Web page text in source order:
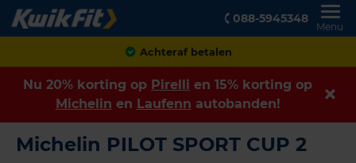
088-5945348
Menu
Achteraf betalen
Nu 20% korting op Pirelli en 15% korting op
Michelin en Laufenn autobanden!
Michelin PILOT SPORT CUP 2